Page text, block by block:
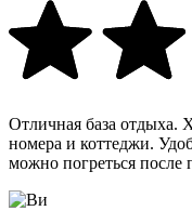
Отличная база отдыха.
номера и коттеджи.
можно погреться после